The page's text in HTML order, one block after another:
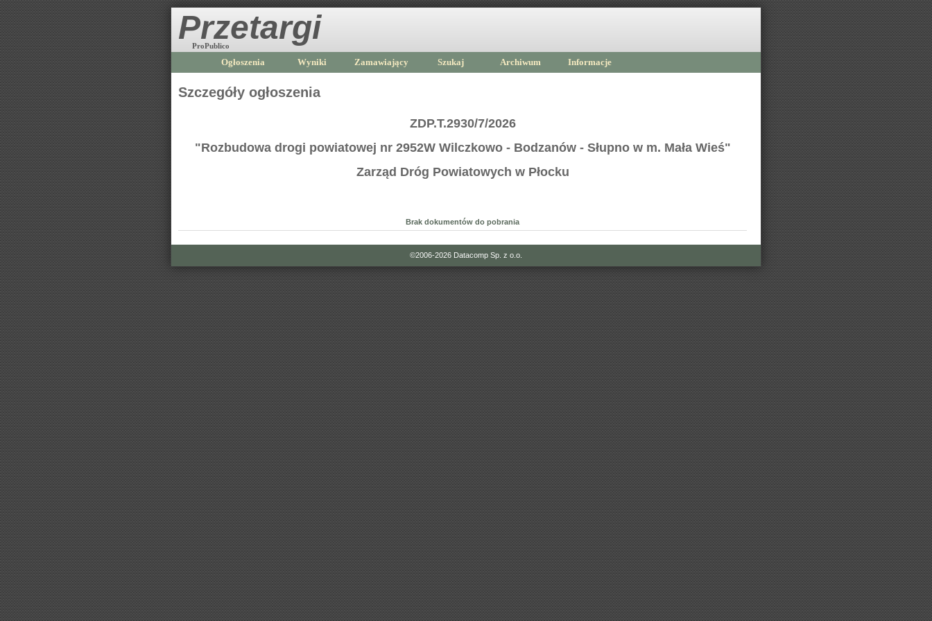
Przetargi
ProPublico
Ogłoszenia Wyniki Zamawiający Szukaj Archiwum Informacje
Szczegóły ogłoszenia
ZDP.T.2930/7/2026
"Rozbudowa drogi powiatowej nr 2952W Wilczkowo - Bodzanów - Słupno w m. Mała Wieś"
Zarząd Dróg Powiatowych w Płocku
Brak dokumentów do pobrania
©2006-2026 Datacomp Sp. z o.o.